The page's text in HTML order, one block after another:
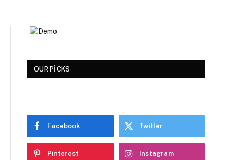
OUR PICKS
Facebook Twitter
Pinterest Instagram